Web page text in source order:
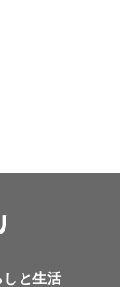
料等を除く）となりま
しと生活